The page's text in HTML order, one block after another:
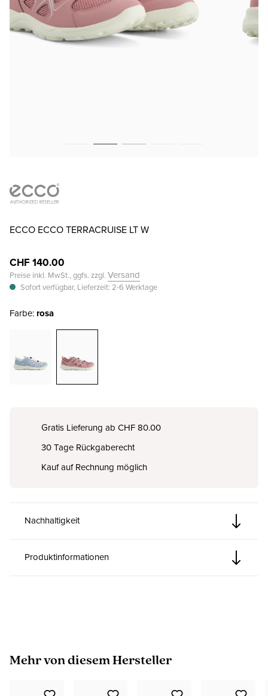
ECCO ECCO TERRACRUISE LT W
CHF 140.00
Preise inkl. MwSt., ggfs. zzgl. Versand
Sofort verfügbar, Lieferzeit: 2-6 Werktage
Farbe: rosa
Gratis Lieferung ab CHF 80.00
30 Tage Rückgaberecht
Kauf auf Rechnung möglich
Nachhaltigkeit
Produktinformationen
Produktgalerie überspringen
Mehr von diesem Hersteller